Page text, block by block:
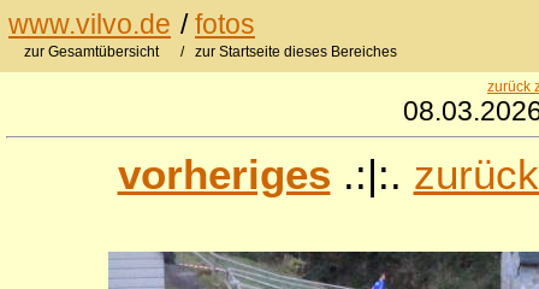
www.vilvo.de /fotos
zur Gesamtübersicht / zur Startseite dieses Bereiches
zurück
vorheriges .:|:.